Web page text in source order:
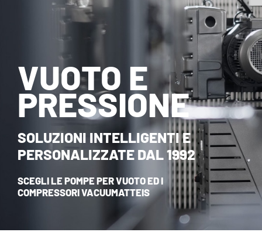
HOME
VUOTO E
PRESSIONE
SOLUZIONI INTELLIGENTI E
PERSONALIZZATE DAL 1992
SCEGLI LE POMPE PER VUOTO ED I
COMPRESSORI VACUUMATTEIS